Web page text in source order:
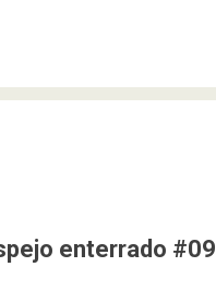
enterrado #09